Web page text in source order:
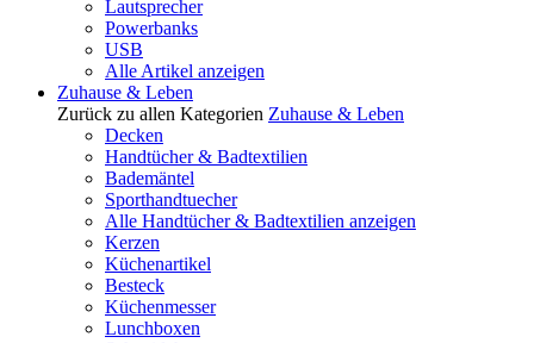
Lautsprecher
Powerbanks
USB
Alle Artikel anzeigen
Zuhause & Leben
Zurück zu allen Kategorien Zuhause & Leben
Decken
Handtücher & Badtextilien
Bademäntel
Sporthandtuecher
Alle Handtücher & Badtextilien anzeigen
Kerzen
Küchenartikel
Besteck
Küchenmesser
Lunchboxen